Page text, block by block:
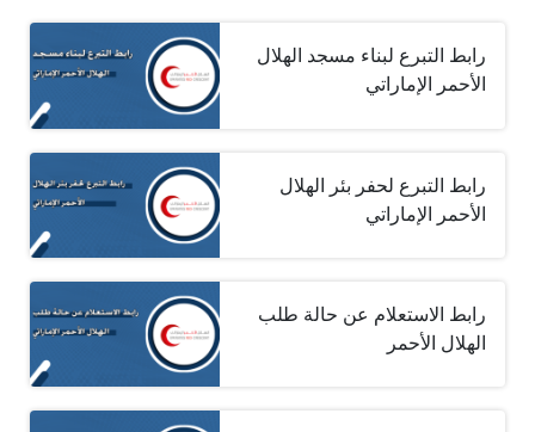
رابط التبرع لبناء مسجد الهلال
الأحمر الإماراتي
رابط التبرع لحفر بئر الهلال
الأحمر الإماراتي
رابط الاستعلام عن حالة طلب
الهلال الأحمر